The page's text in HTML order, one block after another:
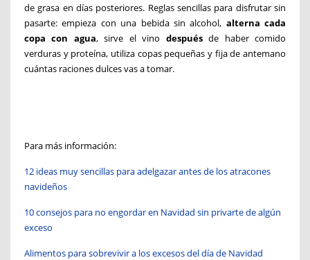
de grasa en días posteriores. Reglas sencillas para disfrutar sin
pasarte: empieza con una bebida sin alcohol, alterna cada
copa con agua, sirve el vino despuésde haber comido
verduras y proteína, utiliza copas pequeñas y fija de antemano
cuántas raciones dulces vas a tomar.
Para más información:
12 ideas muy sencillas para adelgazar antes de los atracones
navideños
10 consejos para no engordar en Navidad sin privarte de algún
exceso
Alimentos para sobrevivir a los excesos del día de Navidad